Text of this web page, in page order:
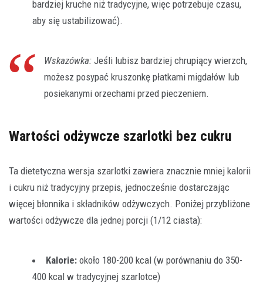
bardziej kruche niż tradycyjne, więc potrzebuje czasu,
aby się ustabilizować).
Wskazówka: Jeśli lubisz bardziej chrupiący wierzch,
możesz posypać kruszonkę płatkami migdałów lub
posiekanymi orzechami przed pieczeniem.
Wartości odżywcze szarlotki bez cukru
Ta dietetyczna wersja szarlotki zawiera znacznie mniej kalorii
i cukru niż tradycyjny przepis, jednocześnie dostarczając
więcej błonnika i składników odżywczych. Poniżej przybliżone
wartości odżywcze dla jednej porcji (1/12 ciasta):
Kalorie: około 180-200 kcal (w porównaniu do 350-
400 kcal w tradycyjnej szarlotce)